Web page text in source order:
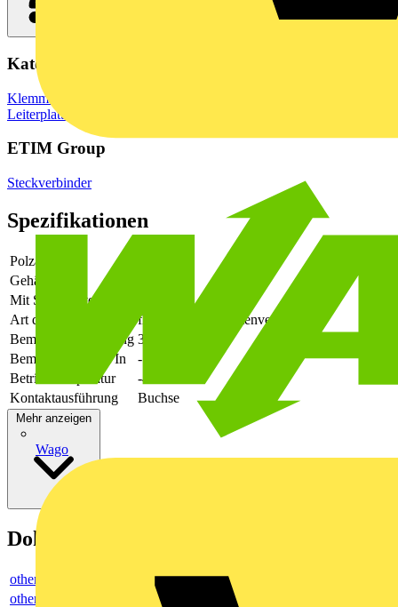
Wago
Kategorien
Klemmen, Steckverbinder & Verbindungselemente
Leiterplattensteckverbinder
ETIM Group
Steckverbinder
Spezifikationen
Polzahl
Gehäusefarbe
Mit Schutzleiter
Art der Verbindung
flexibler Leiterplattenverbinder
Bemessungsspannung 320
Bemessungsstrom In
-
Betriebstemperatur
-40 - 105
Kontaktausführung
Buchse
Mehr anzeigen
Dokumente
others
others